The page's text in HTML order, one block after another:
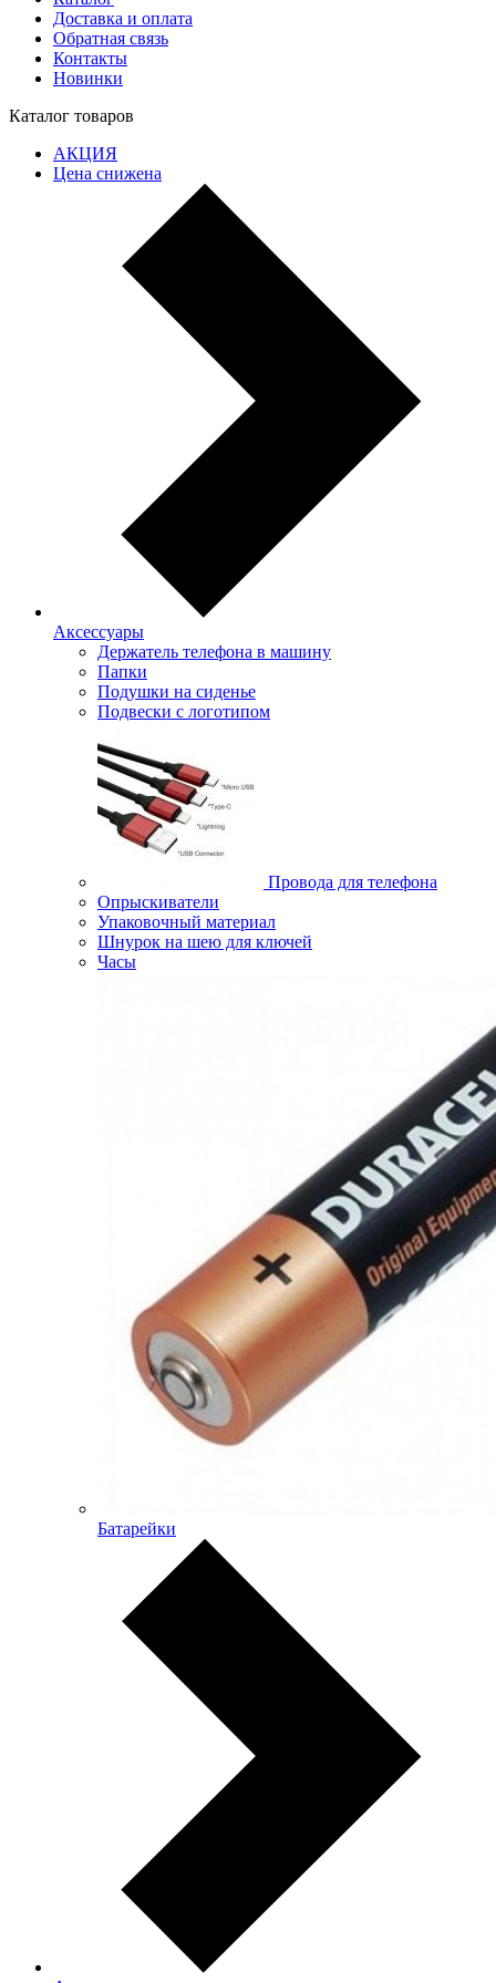
Доставка и оплата
Обратная связь
Контакты
Новинки
Каталог товаров
АКЦИЯ
Цена снижена
Аксессуары
Держатель телефона в машину
Папки
Подушки на сиденье
Подвески с логотипом
Провода для телефона
Опрыскиватели
Упаковочный материал
Шнурок на шею для ключей
Часы
Батарейки